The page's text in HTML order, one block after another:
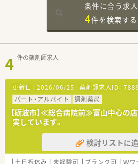
条件に合う求人
4件を検索する
4 件の薬剤師求人
更新日： 2026/06/25 薬剤師求人ID：
パート・アルバイト
調剤薬局
【砺波市】≪総合病院前≫富山中心の
実しています。
検討リストに
土日祝休み 未経験可 ブランク可 Ｗワ